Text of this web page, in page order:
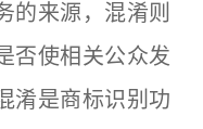
来源，混淆则
否使相关公众发
淆是商标识别功